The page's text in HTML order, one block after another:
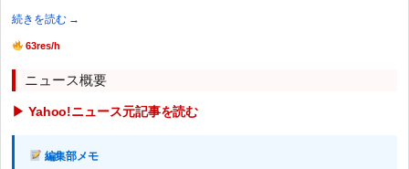
続きを読む →
63res/h
ニュース概要
▶ Yahoo!ニュース元記事を読む
編集部メモ